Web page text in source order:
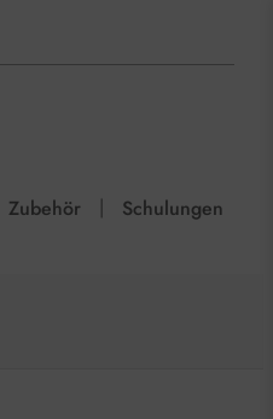
Zubehör | Schulungen